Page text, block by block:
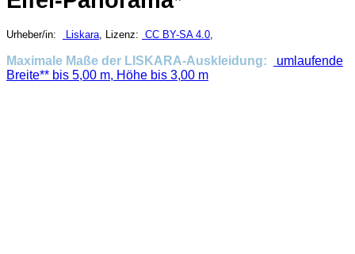
Urheber/in: Liskara , Lizenz: CC BY-SA 4.0
Maximale Maße der LISKARA-Auskleidung:
umlaufende
Breite** bis 5,00 m, Höhe bis 3,00 m